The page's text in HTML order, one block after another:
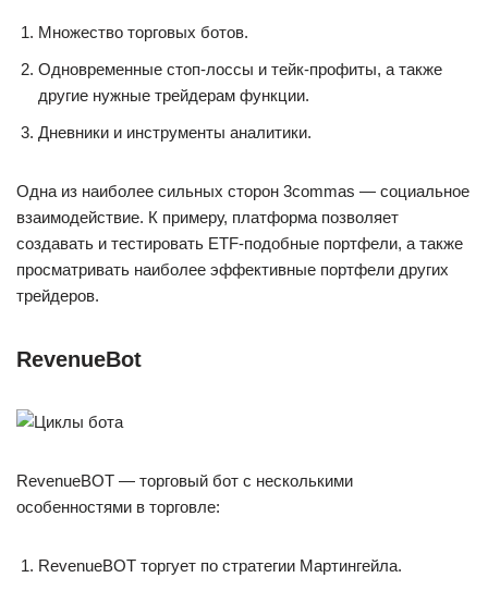
Множество торговых ботов.
Одновременные стоп-лоссы и тейк-профиты, а также
другие нужные трейдерам функции.
Дневники и инструменты аналитики.
Одна из наиболее сильных сторон 3commas — социальное
взаимодействие. К примеру, платформа позволяет
создавать и тестировать ETF-подобные портфели, а также
просматривать наиболее эффективные портфели других
трейдеров.
RevenueBot
RevenueBOT — торговый бот с несколькими
особенностями в торговле:
RevenueBOT торгует по стратегии Мартингейла.